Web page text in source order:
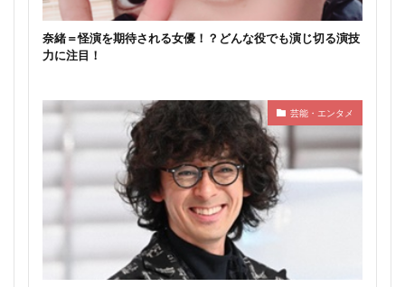
奈緒＝怪演を期待される女優！？どんな役でも演じ切る演技
力に注目！
芸能・エンタメ